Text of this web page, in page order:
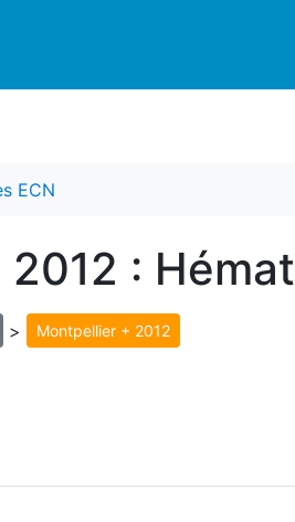
ECN
:
> Montpellier + 2012